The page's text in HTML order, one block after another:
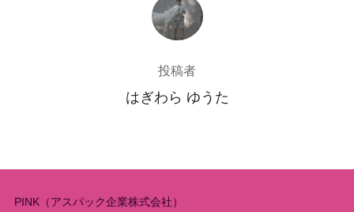
投稿者
はぎわら ゆうた
PINK（アスパック企業株式会社）